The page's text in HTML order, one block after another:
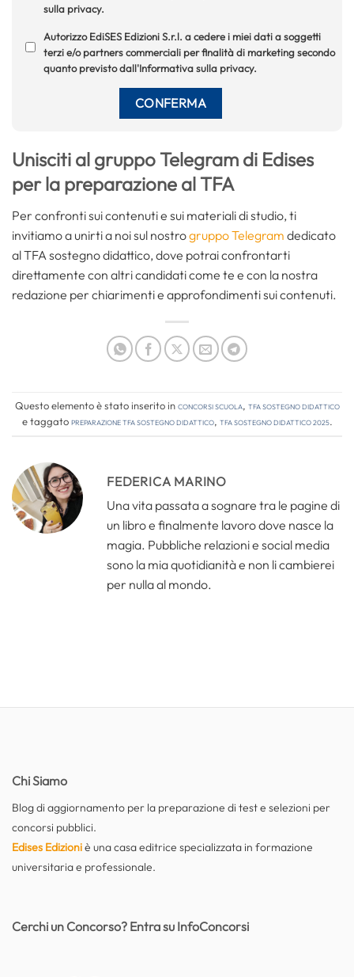
sulla privacy.
Autorizzo EdiSES Edizioni S.r.l. a cedere i miei dati a soggetti
terzi e/o partners commerciali per finalità di marketing secondo
quanto previsto dall'Informativa sulla privacy.
Unisciti al gruppo Telegram di Edises
per la preparazione al TFA
Per confronti sui contenuti e sui materiali di studio, ti
invitiamo a unirti a noi sul nostrogruppo Telegram dedicato
al TFA sostegno didattico, dove potrai confrontarti
direttamente con altri candidati come te e con la nostra
redazione per chiarimenti e approfondimenti sui contenuti.
Questo elemento è stato inserito inConcorsi Scuola, TFA Sostegno Didattico
e taggatopreparazione tfa sostegno didattico, tfa sostegno didattico 2025.
FEDERICA MARINO
Una vita passata a sognare tra le pagine di
un libro e finalmente lavoro dove nasce la
magia. Pubbliche relazioni e social media
sono la mia quotidianità e non li cambierei
per nulla al mondo.
Chi Siamo
Blog di aggiornamento per la preparazione di test e selezioni per
concorsi pubblici.
Edises Edizioniè una casa editrice specializzata in formazione
universitaria e professionale.
Cerchi un Concorso? Entra su InfoConcorsi